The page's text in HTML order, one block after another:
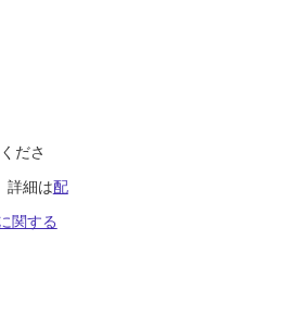
ださ
詳細は配
関する